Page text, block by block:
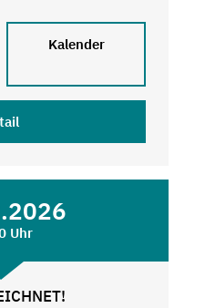
Kalender
Uhr